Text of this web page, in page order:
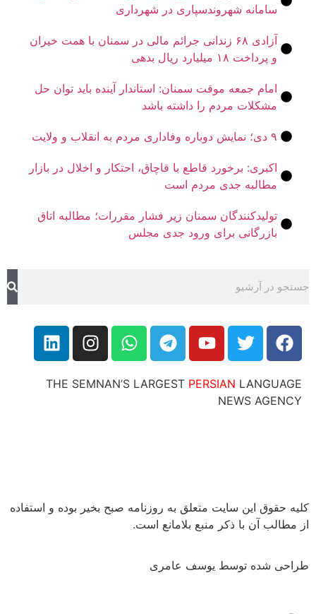
شهروندسپاری در شهرداری
آزادی ۶۸ زندانی جرائم مالی در سمنان با همت خیران
۱۸ میلیارد ریال بدهی
جمعه موقت سمنان: استاندار آینده باید توان حل
مردم را داشته باشد
برخورد قاطع با قاچاق، احتکار و اخلال در بازار
جدی مردم است
سمنان زیر فشار مقررات؛ مطالبه اتاق
برای ورود جدی مجلس
THE SEMNAN’S LARGESTPERSIAN
NEWS
این سایت متعلق به روزنامه صبح بخیر بوده و استفاده
آن با ذکر منبع بلامانع است.
توسط یوسف عامری